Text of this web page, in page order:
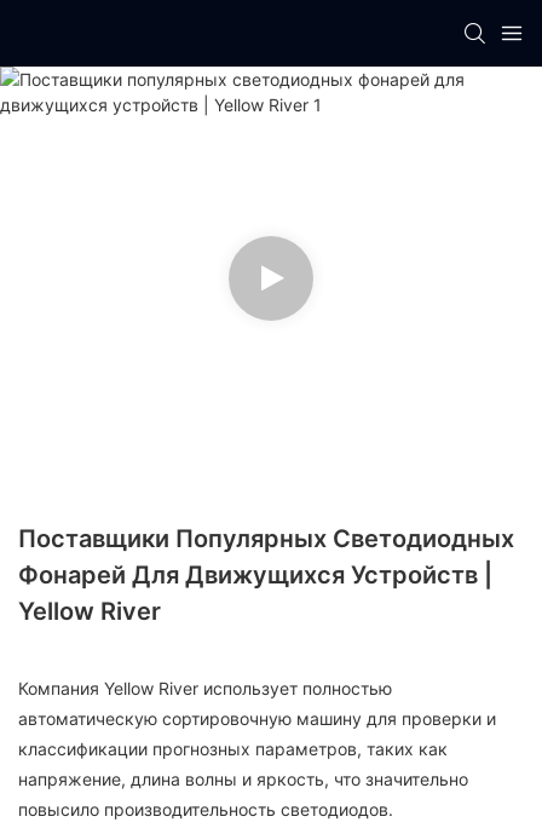
Поставщики Популярных Светодиодных
Фонарей Для Движущихся Устройств |
Yellow River
Компания Yellow River использует полностью
автоматическую сортировочную машину для проверки и
классификации прогнозных параметров, таких как
напряжение, длина волны и яркость, что значительно
повысило производительность светодиодов.